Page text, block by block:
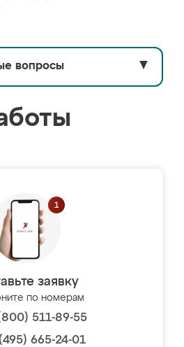
вопросы ▼
заявку
по номерам
511-89-55
665-24-01